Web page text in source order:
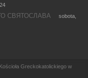
СВЯТОСЛАВА
sobota,
Greckokatolickiego w